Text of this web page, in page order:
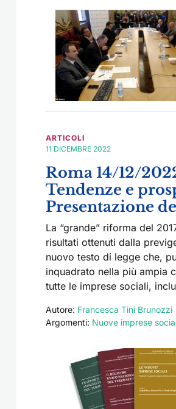
ARTICOLI
11 DICEMBRE 2022
Roma 14/12/
Tendenze e
Presentazione
La “grande” riforma del
risultati ottenuti dalla
nuovo testo di legge che,
inquadrato nella più ampia
tutte le imprese sociali,
Autore: Francesca Tini Brunozzi
Argomenti: Nuove imprese